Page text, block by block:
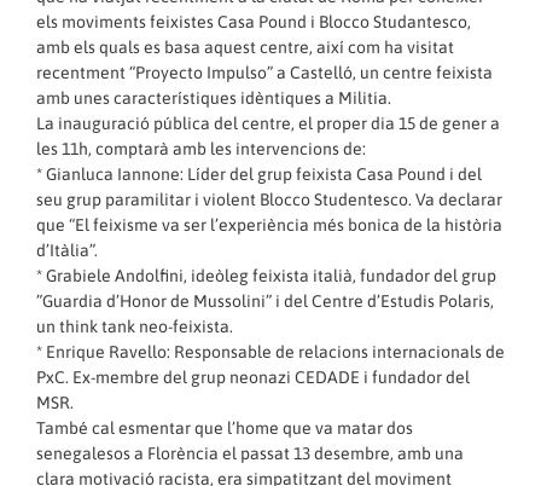
els moviments feixistes Casa Pound i Blocco Studantesco,
amb els quals es basa aquest centre, així com ha visitat
recentment “Proyecto Impulso” a Castelló, un centre feixista
amb unes característiques idèntiques a Militia.
La inauguració pública del centre, el proper dia 15 de gener a
les 11h, comptarà amb les intervencions de:
* Gianluca Iannone: Líder del grup feixista Casa Pound i del
seu grup paramilitar i violent Blocco Studentesco. Va declarar
que “El feixisme va ser l’experiència més bonica de la història
d’Itàlia”.
* Grabiele Andolfini, ideòleg feixista italià, fundador del grup
”Guardia d’Honor de Mussolini” i del Centre d’Estudis Polaris,
un think tank neo-feixista.
* Enrique Ravello: Responsable de relacions internacionals de
PxC. Ex-membre del grup neonazi CEDADE i fundador del
MSR.
També cal esmentar que l’home que va matar dos
senegalesos a Florència el passat 13 desembre, amb una
clara motivació racista, era simpatitzant del moviment